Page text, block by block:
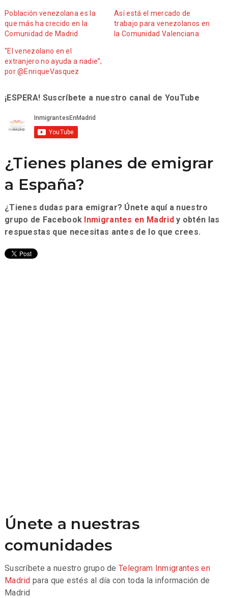
Población venezolana es la
que más ha crecido en la
Comunidad de Madrid
Así está el mercado de
trabajo para venezolanos en
la Comunidad Valenciana
“El venezolano en el
extranjero no ayuda a nadie”;
por @EnriqueVasquez
¡ESPERA! Suscríbete a nuestro canal de YouTube
¿Tienes planes de emigrar
a España?
¿Tienes dudas para emigrar? Únete aquí a nuestro
grupo de Facebook Inmigrantes en Madridy obtén las
respuestas que necesitas antes de lo que crees.
Únete a nuestras
comunidades
Suscríbete a nuestro grupo deTelegram Inmigrantes en
Madrid para que estés al día con toda la información de
Madrid